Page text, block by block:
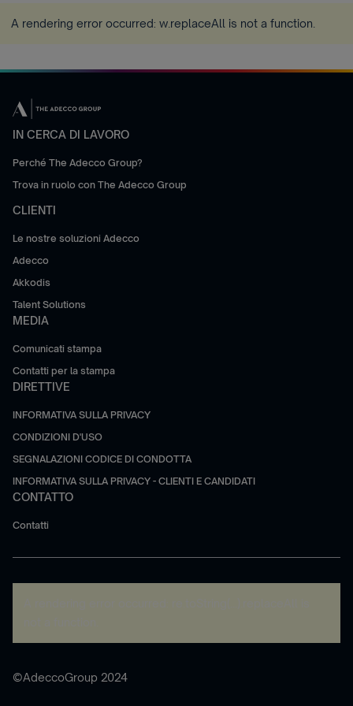
A rendering error occurred: w.replaceAll is not a function
IN CERCA DI LAVORO
Perché The Adecco Group?
Trova in ruolo con The Adecco Group
CLIENTI
Le nostre soluzioni Adecco
Adecco
Akkodis
Talent Solutions
MEDIA
Comunicati stampa
Contatti per la stampa
DIRETTIVE
INFORMATIVA SULLA PRIVACY
CONDIZIONI D'USO
SEGNALAZIONI CODICE DI CONDOTTA
INFORMATIVA SULLA PRIVACY - CLIENTI E CANDIDATI
CONTATTO
Contatti
©AdeccoGroup 2024